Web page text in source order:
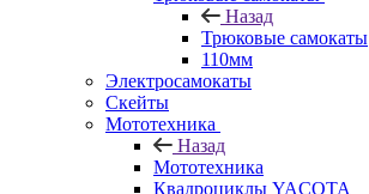
Назад
Трюковые самокаты
110мм
Электросамокаты
Скейты
Мототехника
Назад
Мототехника
Квадроциклы YACOTA